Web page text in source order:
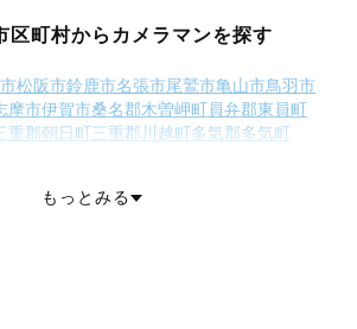
区町村からカメラマンを探す
松阪市鈴鹿市名張市尾鷲市亀山市鳥羽市
摩市伊賀市桑名郡木曽岬町員弁郡東員町
重郡朝日町三重郡川越町多気郡多気町
南牟婁郡紀宝町
もっとみる